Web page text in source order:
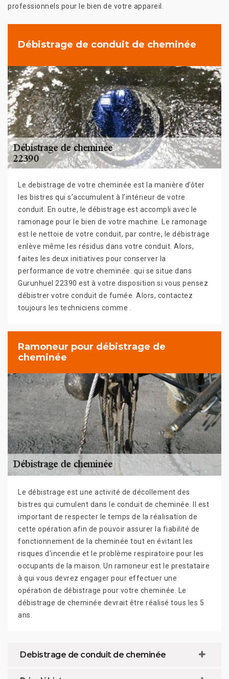
professionnels pour le bien de votre appareil.
Débistrage de conduit de cheminée
Le debistrage de votre cheminée est la manière d’ôter
les bistres qui s’accumulent à l’intérieur de votre
conduit. En outre, le débistrage est accompli avec le
ramonage pour le bien de votre machine. Le ramonage
est le nettoie de votre conduit, par contre, le débistrage
enlève même les résidus dans votre conduit. Alors,
faites les deux initiatives pour conserver la
performance de votre cheminée. qui se situe dans
Gurunhuel 22390 est à votre disposition si vous pensez
débistrer votre conduit de fumée. Alors, contactez
toujours les techniciens comme .
Ramoneur pour débistrage de
cheminée
Le débistrage est une activité de décollement des
bistres qui cumulent dans le conduit de cheminée. Il est
important de respecter le temps de la réalisation de
cette opération afin de pouvoir assurer la fiabilité de
fonctionnement de la cheminée tout en évitant les
risques d’incendie et le problème respiratoire pour les
occupants de la maison. Un ramoneur est le prestataire
à qui vous devrez engager pour effectuer une
opération de débistrage pour votre cheminée. Le
débistrage de cheminée devrait être réalisé tous les 5
ans.
Debistrage de conduit de cheminée